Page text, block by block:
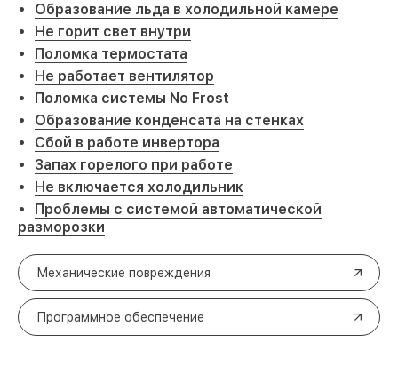
Образование льда в холодильной камере
Не горит свет внутри
Поломка термостата
Не работает вентилятор
Поломка системы No Frost
Образование конденсата на стенках
Сбой в работе инвертора
Запах горелого при работе
Не включается холодильник
Проблемы с системой автоматической
разморозки
Механические повреждения
Программное обеспечение